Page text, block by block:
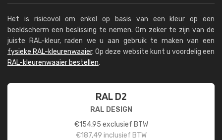
Het is risicovol om enkel op basis van een kleur op een
beeldscherm een beslissing te nemen. Om zeker te zijn van de
juiste RAL-kleur, raden we u aan gebruik te maken van een
fysieke RAL-kleurenwaaier. Op deze website kunt u voordelig een
RAL-kleurenwaaier bestellen.
RAL D2
RAL DESIGN
€154,95 exclusief BTW
€187,49 inclusief BTW